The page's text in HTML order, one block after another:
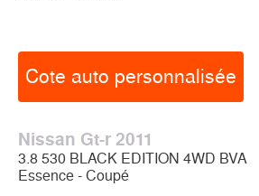
Cote auto personnalisée
Nissan Gt-r 2011
3.8 530 BLACK EDITION 4WD BVA
Essence - Coupé